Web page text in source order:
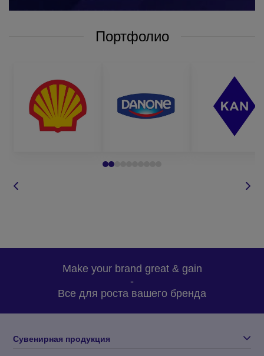
светоотражающие штаны;
комбинезоны сигнальные.
Все это лишь небольшой список того, чем можно обезопасить
ваших сотрудников от травмирования на рабочем месте. На
нашем сайте представлен широкий ассортимент рабочей
Где заказать качественные сигнальные
износостойкостью, а также оригинальным кроем и дизайном,
что делает нашу продукцию такой востребованной и
уникальной. Заказывая пошив рабочей одежды у нас, Вы
Портфолио
Make your brand great & gain
-
Все для роста вашего бренда
Сувенирная продукция